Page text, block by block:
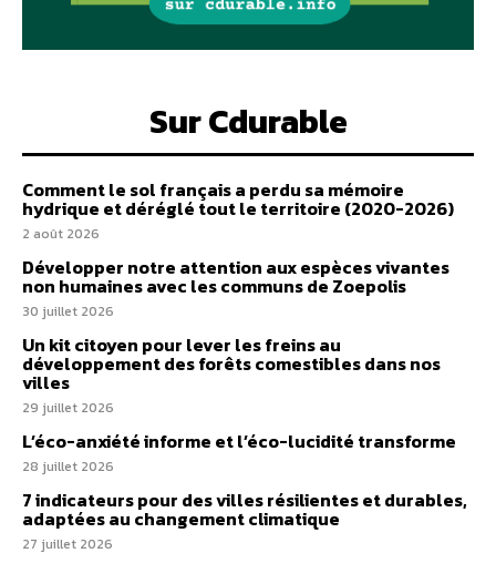
Sur Cdurable
Comment le sol français a perdu sa mémoire
hydrique et déréglé tout le territoire (2020-2026)
2 août 2026
Développer notre attention aux espèces vivantes
non humaines avec les communs de Zoepolis
30 juillet 2026
Un kit citoyen pour lever les freins au
développement des forêts comestibles dans nos
villes
29 juillet 2026
L’éco-anxiété informe et l’éco-lucidité transforme
28 juillet 2026
7 indicateurs pour des villes résilientes et durables,
adaptées au changement climatique
27 juillet 2026